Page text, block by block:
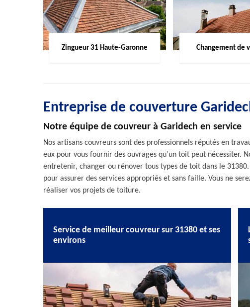
Zingueur 31 Haute-Garonne Changement de
Entreprise de couverture
Notre équipe de couvreur à Garidech en service
Nos artisans couvreurs sont des professionnels réputés en
eux pour vous fournir des ouvrages qu’un toit peut nécessiter.
entretenir, changer ou rénover tous types de toit dans le
pour assurer des services appropriés et sans faille. Vous ne
réaliser vos projets de toiture.
Service de meilleur couvreur sur 31380 et ses
environs